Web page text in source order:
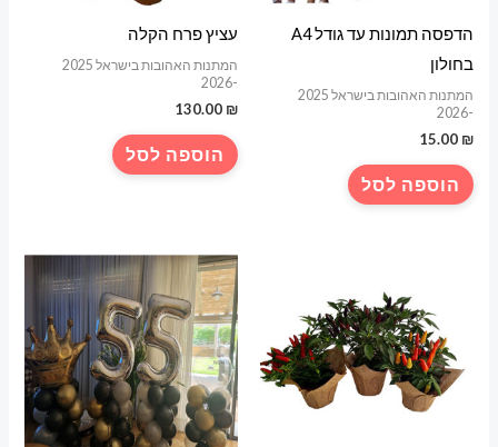
הדפסה תמונות עד גודל A4
בחולון
המתנות האהובות בישראל 2025
-2026
15.00 ₪
הוספה לסל
עציץ פרח הקלה
המתנות האהובות בישראל 2025
-2026
130.00 ₪
הוספה לסל